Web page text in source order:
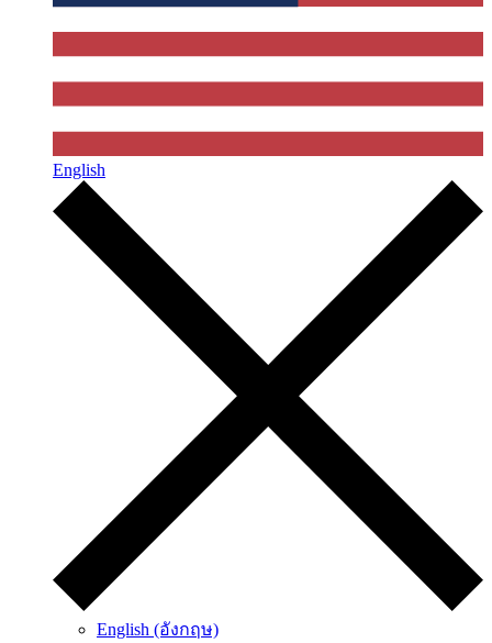
English
English (อังกฤษ)